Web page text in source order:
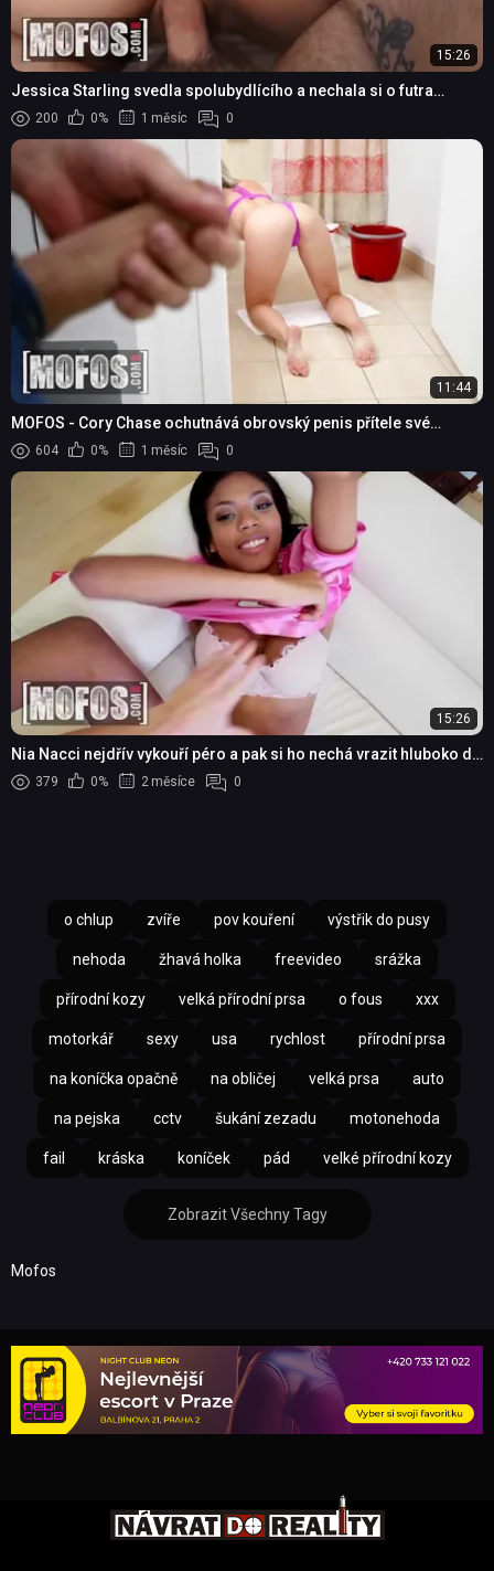
15:26
Jessica Starling svedla spolubydlícího a nechala si o futra
brutálně rozmrdat kundu
200 0% 1 měsíc 0
11:44
MOFOS - Cory Chase ochutnává obrovský penis přítele své
nevlastní dcery Umy Jolie a učí ji ho poř...
604 0% 1 měsíc 0
15:26
Nia Nacci nejdřív vykouří péro a pak si ho nechá vrazit hluboko do
kundy
379 0% 2 měsíce 0
o chlup zvíře pov kouření výstřik do pusy
nehoda žhavá holka freevideo srážka
přírodní kozy velká přírodní prsa o fous xxx
motorkář sexy usa rychlost přírodní prsa
na koníčka opačně na obličej velká prsa auto
na pejska cctv šukání zezadu motonehoda
fail kráska koníček pád velké přírodní kozy
Zobrazit Všechny Tagy
Mofos